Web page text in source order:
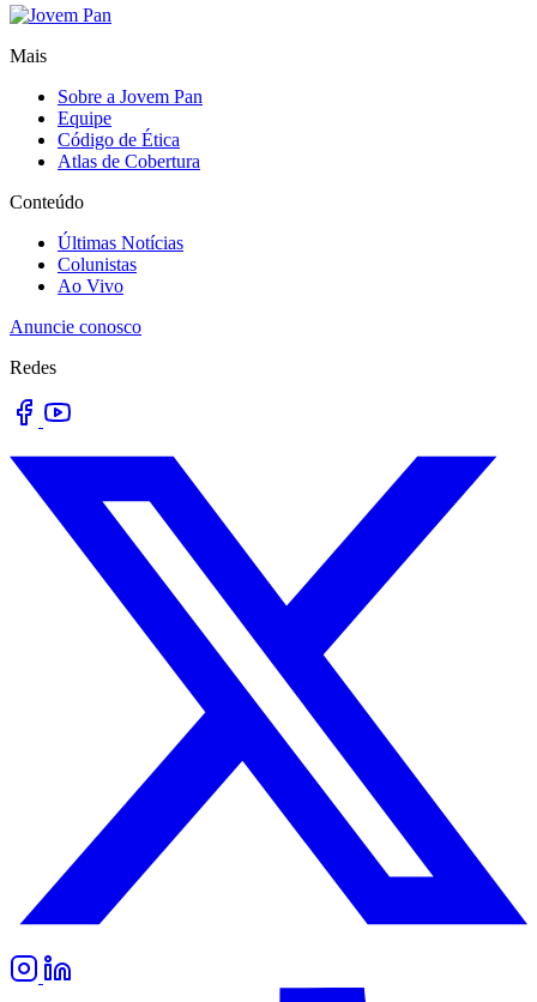
Mais
Sobre a Jovem Pan
Equipe
Código de Ética
Atlas de Cobertura
Conteúdo
Últimas Notícias
Colunistas
Ao Vivo
Anuncie conosco
Redes